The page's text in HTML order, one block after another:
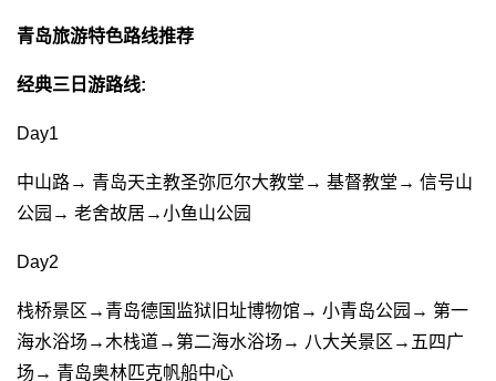
青岛旅游特色路线推荐
经典三日游路线:
Day1
中山路→ 青岛天主教圣弥厄尔大教堂→ 基督教堂→ 信号山
公园→ 老舍故居→小鱼山公园
Day2
栈桥景区→青岛德国监狱旧址博物馆→ 小青岛公园→ 第一
海水浴场→木栈道→第二海水浴场→ 八大关景区→五四广
场→ 青岛奥林匹克帆船中心